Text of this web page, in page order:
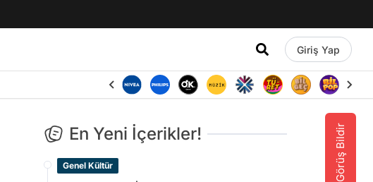
Giriş Yap
Görüş Bildir
En Yeni İçerikler!
Genel Kültür